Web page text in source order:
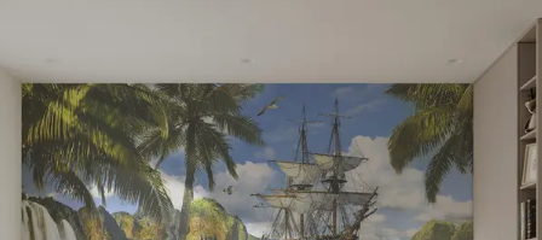
Standard
548.33 329 .00 kr/m²
Premium
665.00399.00kr/m²